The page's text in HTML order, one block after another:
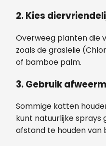
2. Kies
Overweeg planten die
zoals de graslelie
of bamboe palm.
3. Gebruik
Sommige katten
kunt natuurlijke
afstand te houden van